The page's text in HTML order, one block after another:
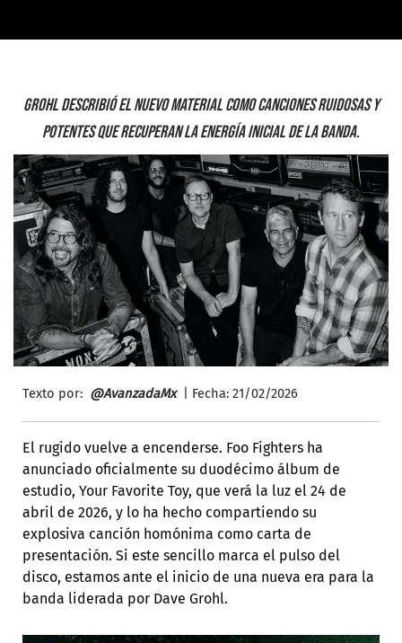
Grohl describió el nuevo material como canciones ruidosas y
potentes que recuperan la energía inicial de la banda.
Texto por: @AvanzadaMx | Fecha: 21/02/2026
El rugido vuelve a encenderse. Foo Fighters ha
anunciado oficialmente su duodécimo álbum de
estudio, Your Favorite Toy, que verá la luz el 24 de
abril de 2026, y lo ha hecho compartiendo su
explosiva canción homónima como carta de
presentación. Si este sencillo marca el pulso del
disco, estamos ante el inicio de una nueva era para la
banda liderada por Dave Grohl.